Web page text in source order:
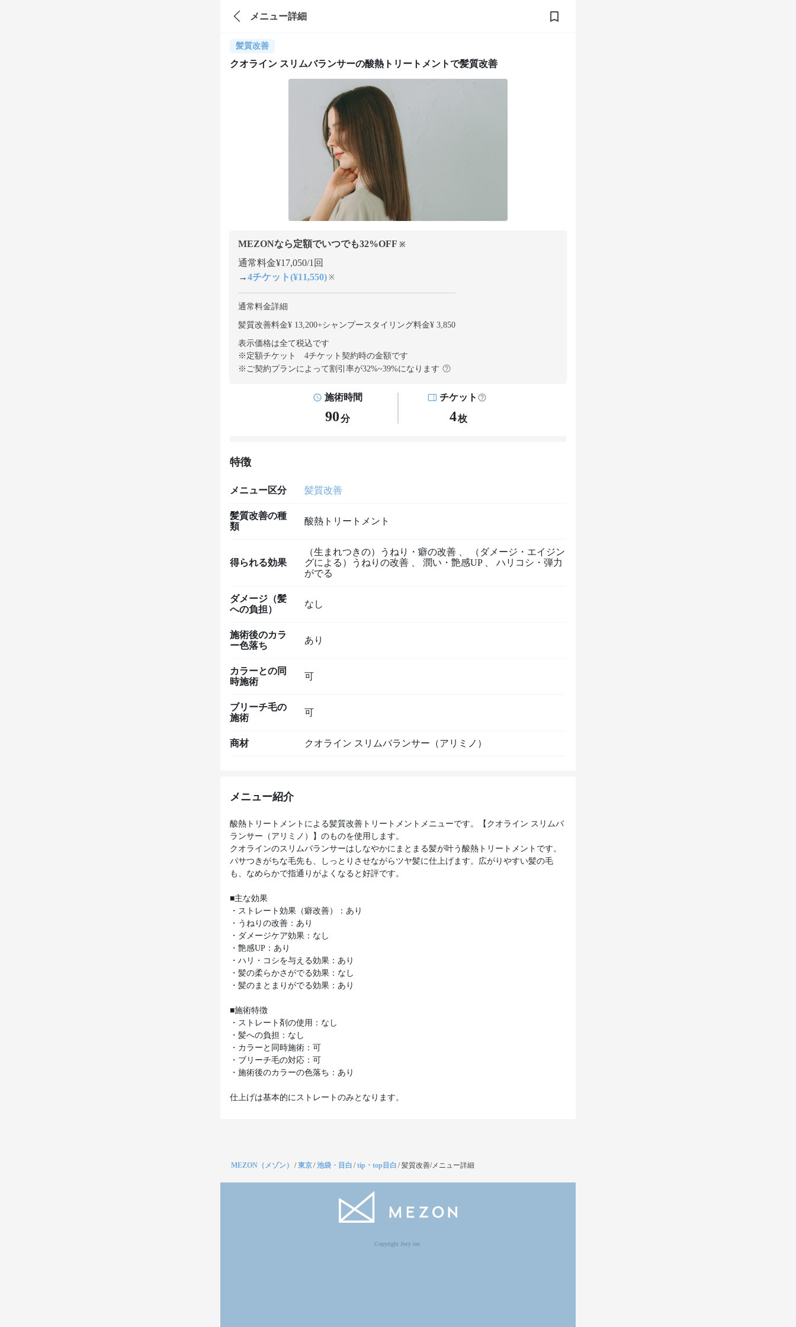
メニュー詳細
髪質改善
クオライン スリムバランサーの酸熱トリートメントで髪質改善
MEZONなら定額でいつでも32%OFF ※
通常料金¥17,050/1回
→4チケット(¥11,550) ※
通常料金詳細
髪質改善料金¥ 13,200+シャンプースタイリング料金¥ 3,850
表示価格は全て税込です
※定額チケット 4チケット契約時の金額です
※ご契約プランによって割引率が32%~39%になります
施術時間
90分
チケット
4枚
特徴
メニュー区分 髪質改善
髪質改善の種
類
酸熱トリートメント
得られる効果
（生まれつきの）うねり・癖の改善
（ダメージ・エイジン
グによる）うねりの改善
潤い・艶感UP
ハリコシ・弾力
がでる
ダメージ（髪
への負担）
なし
施術後のカラ
ー色落ち
あり
カラーとの同
時施術
可
ブリーチ毛の
施術
可
商材 クオライン スリムバランサー（アリミノ）
メニュー紹介
酸熱トリートメントによる髪質改善トリートメントメニューです。【クオライン スリムバ
ランサー（アリミノ）】のものを使用します。
クオラインのスリムバランサーはしなやかにまとまる髪が叶う酸熱トリートメントです。
パサつきがちな毛先も、しっとりさせながらツヤ髪に仕上げます。広がりやすい髪の毛
も、なめらかで指通りがよくなると好評です。
■主な効果
・ストレート効果（癖改善）：あり
・うねりの改善：あり
・ダメージケア効果：なし
・艶感UP：あり
・ハリ・コシを与える効果：あり
・髪の柔らかさがでる効果：なし
・髪のまとまりがでる効果：あり
■施術特徴
・ストレート剤の使用：なし
・髪への負担：なし
・カラーと同時施術：可
・ブリーチ毛の対応：可
・施術後のカラーの色落ち：あり
仕上げは基本的にストレートのみとなります。
MEZON（メゾン） /東京/池袋・目白 /tip・top目白 /髪質改善/メニュー詳細
Copyright Jocy inc.